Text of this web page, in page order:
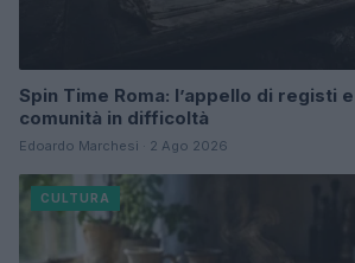
Spin Time Roma: l’appello di registi
comunità in difficoltà
Edoardo Marchesi · 2 Ago 2026
CULTURA